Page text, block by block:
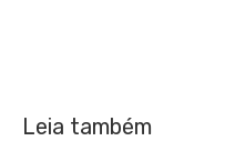
Leia também